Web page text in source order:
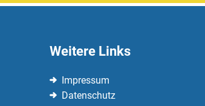
Weitere Links
Impressum
Datenschutz